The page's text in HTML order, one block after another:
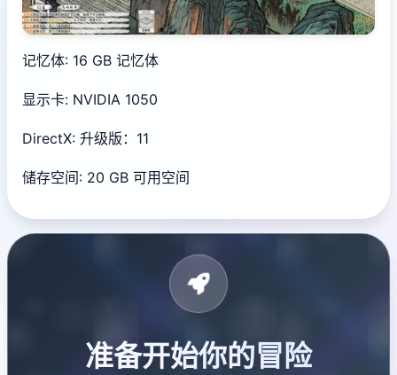
记忆体: 16 GB 记忆体
显示卡: NVIDIA 1050
DirectX: 升级版：11
储存空间: 20 GB 可用空间
准备开始你的冒险